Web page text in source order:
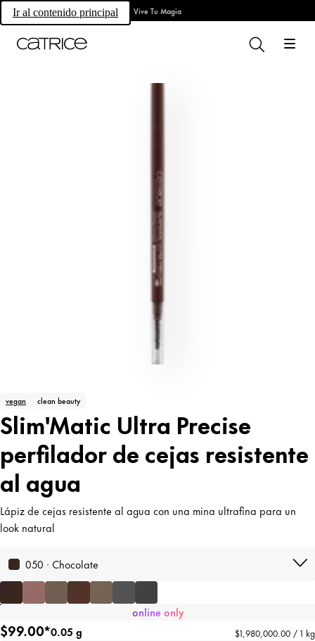
Ir al contenido principal Vive Tu Magia
vegan clean beauty
Slim'Matic Ultra Precise
perfilador de cejas resistente
al agua
Lápiz de cejas resistente al agua con una mina ultrafina para un
look natural
050 · Chocolate
online only
$99.00*0.05 g $1,980,000.00 / 1 kg